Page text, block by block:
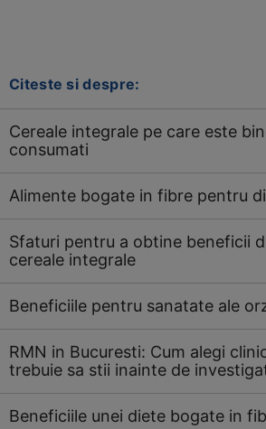
Citeste si despre:
Cereale integrale pe care este
consumati
Alimente bogate in fibre pentru
Sfaturi pentru a obtine beneficii
cereale integrale
Beneficiile pentru sanatate ale
RMN in Bucuresti: Cum alegi
trebuie sa stii inainte de
Beneficiile unei diete bogate in